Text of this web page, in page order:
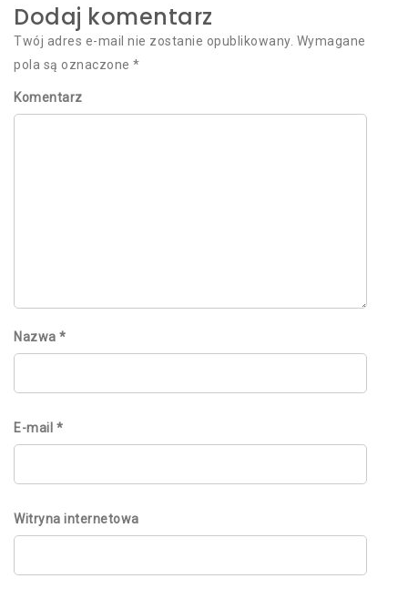
Dodaj komentarz
Twój adres e-mail nie zostanie opublikowany. Wymagane
pola są oznaczone *
Komentarz
Nazwa *
E-mail *
Witryna internetowa